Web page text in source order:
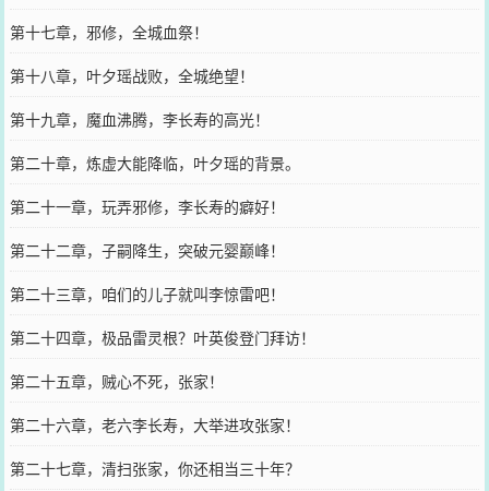
第十七章，邪修，全城血祭！
第十八章，叶夕瑶战败，全城绝望！
第十九章，魔血沸腾，李长寿的高光！
第二十章，炼虚大能降临，叶夕瑶的背景。
第二十一章，玩弄邪修，李长寿的癖好！
第二十二章，子嗣降生，突破元婴巅峰！
第二十三章，咱们的儿子就叫李惊雷吧！
第二十四章，极品雷灵根？叶英俊登门拜访！
第二十五章，贼心不死，张家！
第二十六章，老六李长寿，大举进攻张家！
第二十七章，清扫张家，你还相当三十年？